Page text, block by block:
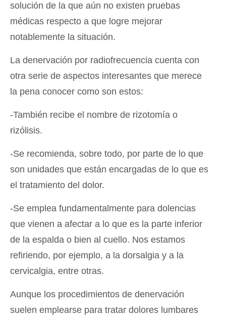
solución de la que aún no existen pruebas
médicas respecto a que logre mejorar
notablemente la situación.
La denervación por radiofrecuencia cuenta con
otra serie de aspectos interesantes que merece
la pena conocer como son estos:
-También recibe el nombre de rizotomía o
rizólisis.
-Se recomienda, sobre todo, por parte de lo que
son unidades que están encargadas de lo que es
el tratamiento del dolor.
-Se emplea fundamentalmente para dolencias
que vienen a afectar a lo que es la parte inferior
de la espalda o bien al cuello. Nos estamos
refiriendo, por ejemplo, a la dorsalgia y a la
cervicalgia, entre otras.
Aunque los procedimientos de denervación
suelen emplearse para tratar dolores lumbares